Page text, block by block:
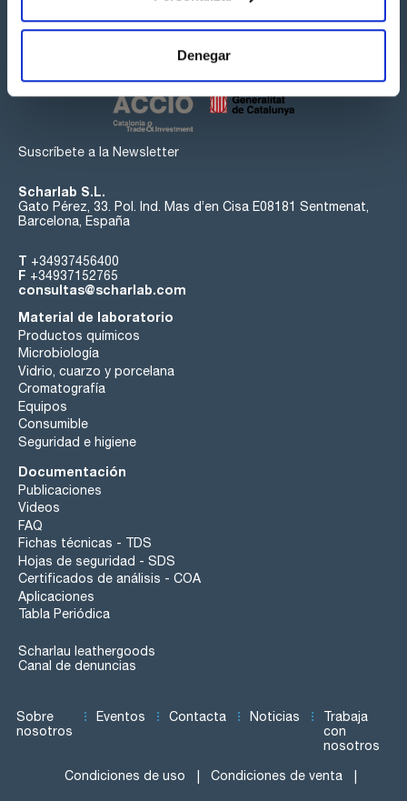
Denegar
Suscríbete a la Newsletter
Scharlab S.L.
Gato Pérez, 33. Pol. Ind. Mas d’en Cisa E08181 Sentmenat,
Barcelona, España
T +34937456400
F +34937152765
consultas@scharlab.com
Material de laboratorio
Productos químicos
Microbiología
Vidrio, cuarzo y porcelana
Cromatografía
Equipos
Consumible
Seguridad e higiene
Documentación
Publicaciones
Videos
FAQ
Fichas técnicas - TDS
Hojas de seguridad - SDS
Certificados de análisis - COA
Aplicaciones
Tabla Periódica
Scharlau leathergoods
Canal de denuncias
Sobre
nosotros
Eventos Contacta Noticias
Trabaja
con
nosotros
Condiciones de uso Condiciones de venta